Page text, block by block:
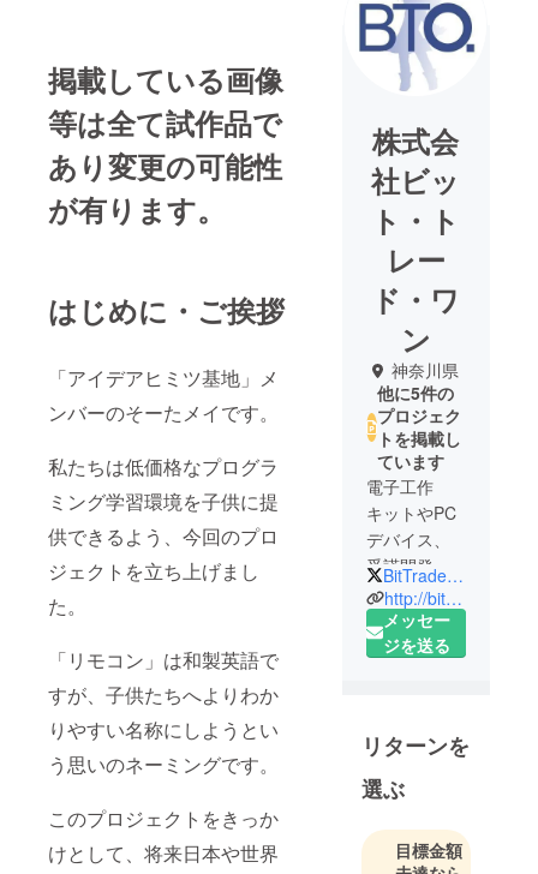
掲載している画像
等は全て試作品で
あり変更の可能性
が有ります。
はじめに・ご挨拶
「アイデアヒミツ基地」メ
ンバーのそーたメイです。
私たちは低価格なプログラ
ミング学習環境を子供に提
供できるよう、今回のプロ
ジェクトを立ち上げまし
た。
「リモコン」は和製英語で
すが、子供たちへよりわか
りやすい名称にしようとい
う思いのネーミングです。
このプロジェクトをきっか
けとして、将来日本や世界
株式会
社ビッ
ト・ト
レー
ド・ワ
ン
神奈川県
他に5件の
プロジェク
トを掲載し
ています
電子工作
キットやPC
デバイス、
受諾開発な
どを営む
ハードウェ
アメーカー
BitTradeOne
http://bit-trade-one.co.jp/
メッセー
ジを送る
リターンを
選ぶ
目標金額